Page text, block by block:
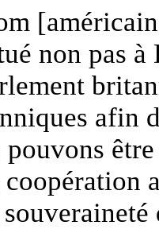
[américain
non pas à
afin
pouvons